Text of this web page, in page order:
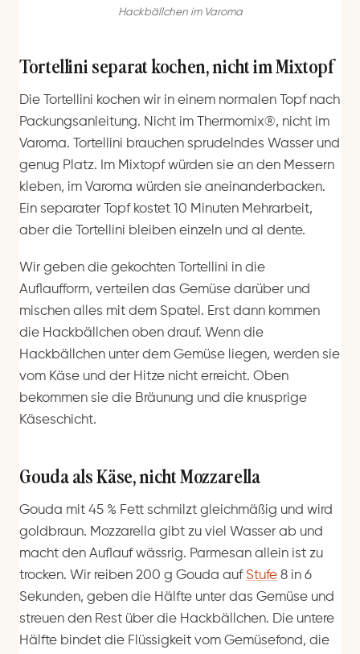
Hackbällchen im Varoma
Tortellini separat kochen, nicht im Mixtopf
Die Tortellini kochen wir in einem normalen Topf nach
Packungsanleitung. Nicht im Thermomix®, nicht im
Varoma. Tortellini brauchen sprudelndes Wasser und
genug Platz. Im Mixtopf würden sie an den Messern
kleben, im Varoma würden sie aneinanderbacken.
Ein separater Topf kostet 10 Minuten Mehrarbeit,
aber die Tortellini bleiben einzeln und al dente.
Wir geben die gekochten Tortellini in die
Auflaufform, verteilen das Gemüse darüber und
mischen alles mit dem Spatel. Erst dann kommen
die Hackbällchen oben drauf. Wenn die
Hackbällchen unter dem Gemüse liegen, werden sie
vom Käse und der Hitze nicht erreicht. Oben
bekommen sie die Bräunung und die knusprige
Käseschicht.
Gouda als Käse, nicht Mozzarella
Gouda mit 45 % Fett schmilzt gleichmäßig und wird
goldbraun. Mozzarella gibt zu viel Wasser ab und
macht den Auflauf wässrig. Parmesan allein ist zu
trocken. Wir reiben 200 g Gouda aufStufe 8 in 6
Sekunden, geben die Hälfte unter das Gemüse und
streuen den Rest über die Hackbällchen. Die untere
Hälfte bindet die Flüssigkeit vom Gemüsefond, die